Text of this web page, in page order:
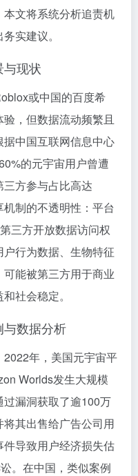
文将系统分析追责机
实建议。
现状
或中国的百度希
，但数据流动频繁且
中国互联网信息中心
的元宇宙用户曾遭
方参与占比高达
制的不透明性：平台
三方开放数据访问权
行为数据、生物特征
能被第三方用于商业
社会稳定。
数据分析
年，美国元宇宙平
Worlds发生大规模
漏洞获取了逾100万
其出售给广告公司用
导致用户经济损失估
。在中国，类似案例